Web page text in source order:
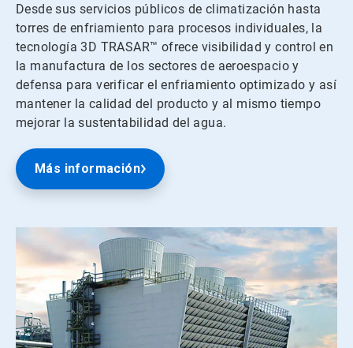
Desde sus servicios públicos de climatización hasta
torres de enfriamiento para procesos individuales, la
tecnología 3D TRASAR™ ofrece visibilidad y control en
la manufactura de los sectores de aeroespacio y
defensa para verificar el enfriamiento optimizado y así
mantener la calidad del producto y al mismo tiempo
mejorar la sustentabilidad del agua.
Más información